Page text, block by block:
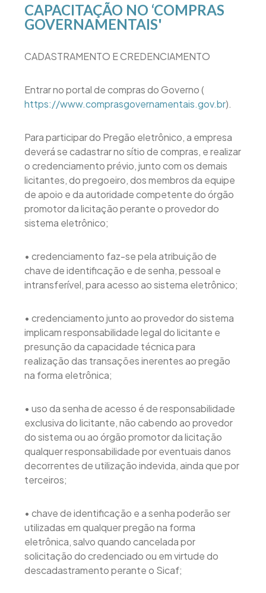
CAPACITAÇÃO NO ‘COMPRAS
GOVERNAMENTAIS'
CADASTRAMENTO E CREDENCIAMENTO
Entrar no portal de compras do Governo (
https://www.comprasgovernamentais.gov.br).
Para participar do Pregão eletrônico, a empresa
deverá se cadastrar no sítio de compras, e realizar
o credenciamento prévio, junto com os demais
licitantes, do pregoeiro, dos membros da equipe
de apoio e da autoridade competente do órgão
promotor da licitação perante o provedor do
sistema eletrônico;
• credenciamento faz-se pela atribuição de
chave de identificação e de senha, pessoal e
intransferível, para acesso ao sistema eletrônico;
• credenciamento junto ao provedor do sistema
implicam responsabilidade legal do licitante e
presunção da capacidade técnica para
realização das transações inerentes ao pregão
na forma eletrônica;
• uso da senha de acesso é de responsabilidade
exclusiva do licitante, não cabendo ao provedor
do sistema ou ao órgão promotor da licitação
qualquer responsabilidade por eventuais danos
decorrentes de utilização indevida, ainda que por
terceiros;
• chave de identificação e a senha poderão ser
utilizadas em qualquer pregão na forma
eletrônica, salvo quando cancelada por
solicitação do credenciado ou em virtude do
descadastramento perante o Sicaf;